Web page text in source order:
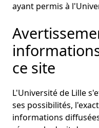
ayant permis à
ce site
L'Université de Lille
ses possibilités,
informations